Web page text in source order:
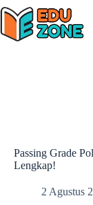
Skip
to
content
Passing Grade
Lengkap!
2 Agustus